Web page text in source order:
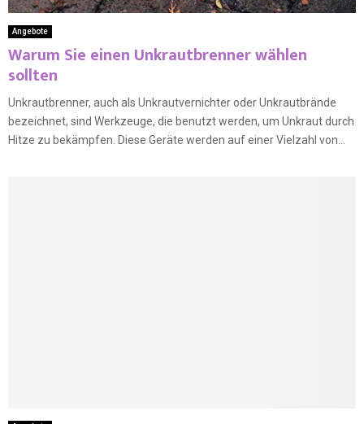
Angebote
Warum Sie einen Unkrautbrenner wählen
sollten
Unkrautbrenner, auch als Unkrautvernichter oder Unkrautbrände
bezeichnet, sind Werkzeuge, die benutzt werden, um Unkraut durch
Hitze zu bekämpfen. Diese Geräte werden auf einer Vielzahl von...